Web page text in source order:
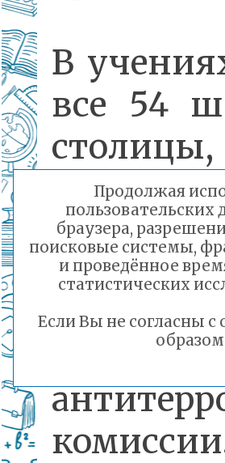
В
все 54
участие
Читы,
Продолжая
пользовательских
браузера,
поисковые системы,
и проведённое
статистических
Если Вы не согласны